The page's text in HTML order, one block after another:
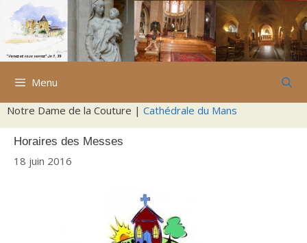
Aller
contenu
Menu
Notre Dame de la Couture | Cathédrale du Mans
Horaires des Messes
18 juin 2016